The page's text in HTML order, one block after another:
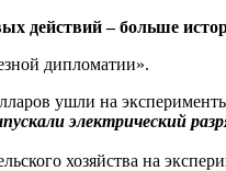
действий – больше
дипломатии».
ушли на
электрический
хозяйства на